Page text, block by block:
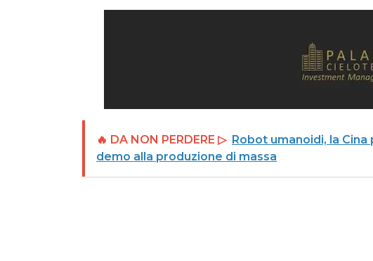
🔥 DA NON PERDERE ▷ Robot umanoidi, la
demo alla produzione di massa